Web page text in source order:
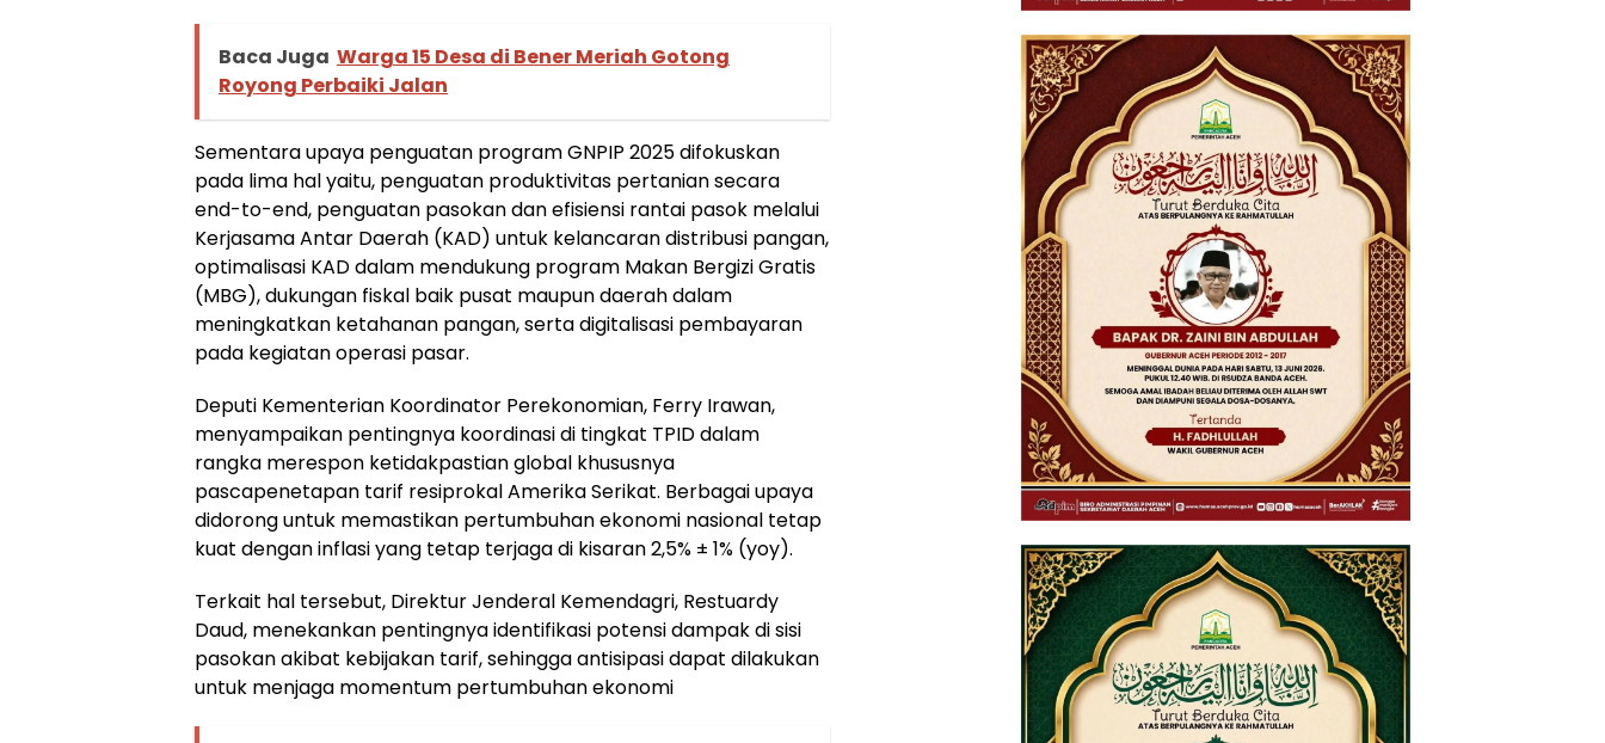
Baca Juga Warga 15 Desa di Bener Meriah Gotong
Royong Perbaiki Jalan
Sementara upaya penguatan program GNPIP 2025 difokuskan
pada lima hal yaitu, penguatan produktivitas pertanian secara
end-to-end, penguatan pasokan dan efisiensi rantai pasok melalui
Kerjasama Antar Daerah (KAD) untuk kelancaran distribusi pangan,
optimalisasi KAD dalam mendukung program Makan Bergizi Gratis
(MBG), dukungan fiskal baik pusat maupun daerah dalam
meningkatkan ketahanan pangan, serta digitalisasi pembayaran
pada kegiatan operasi pasar.
Deputi Kementerian Koordinator Perekonomian, Ferry Irawan,
menyampaikan pentingnya koordinasi di tingkat TPID dalam
rangka merespon ketidakpastian global khususnya
pascapenetapan tarif resiprokal Amerika Serikat. Berbagai upaya
didorong untuk memastikan pertumbuhan ekonomi nasional tetap
kuat dengan inflasi yang tetap terjaga di kisaran 2,5% ± 1% (yoy).
Terkait hal tersebut, Direktur Jenderal Kemendagri, Restuardy
Daud, menekankan pentingnya identifikasi potensi dampak di sisi
pasokan akibat kebijakan tarif, sehingga antisipasi dapat dilakukan
untuk menjaga momentum pertumbuhan ekonomi